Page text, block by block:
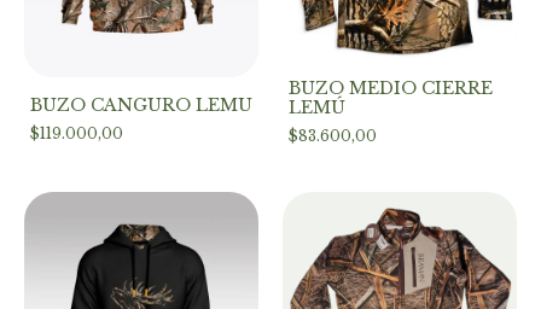
BUZO CANGURO LEMU
$119.000,00
BUZO MEDIO CIERRE
LEMÚ
$83.600,00